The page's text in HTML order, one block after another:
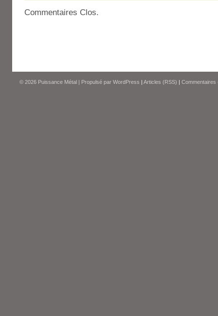
Commentaires Clos.
© 2026 Puissance Métal | Propulsé par WordPress | Articles (RSS) | Commentaires